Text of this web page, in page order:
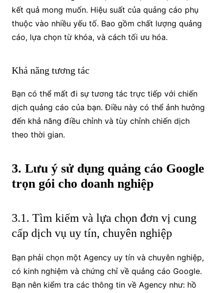
kết quả mong muốn. Hiệu suất của quảng cáo phụ
thuộc vào nhiều yếu tố. Bao gồm chất lượng quảng
cáo, lựa chọn từ khóa, và cách tối ưu hóa.
Khả năng tương tác
Bạn có thể mất đi sự tương tác trực tiếp với chiến
dịch quảng cáo của bạn. Điều này có thể ảnh hưởng
đến khả năng điều chỉnh và tùy chỉnh chiến dịch
theo thời gian.
3. Lưu ý sử dụng quảng cáo Google
trọn gói cho doanh nghiệp
3.1. Tìm kiếm và lựa chọn đơn vị cung
cấp dịch vụ uy tín, chuyên nghiệp
Bạn phải chọn một Agency uy tín và chuyên nghiệp,
có kinh nghiệm và chứng chỉ về quảng cáo Google.
Bạn nên kiểm tra các thông tin về Agency như: hồ